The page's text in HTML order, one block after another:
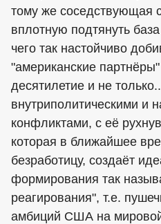
тому же соседствующая
вплотную подтянуть
чего так настойчиво
"американские
десятилетие и не
внутриполитическими и
конфликтами, с её
которая в ближайшее
безработицу, создаёт
формирования так
реагирования", т.е.
амбиций США на